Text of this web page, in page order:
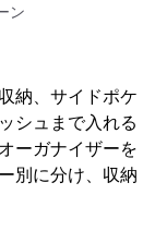
ン
納、サイドポケ
シュまで入れる
ーガナイザーを
別に分け、収納